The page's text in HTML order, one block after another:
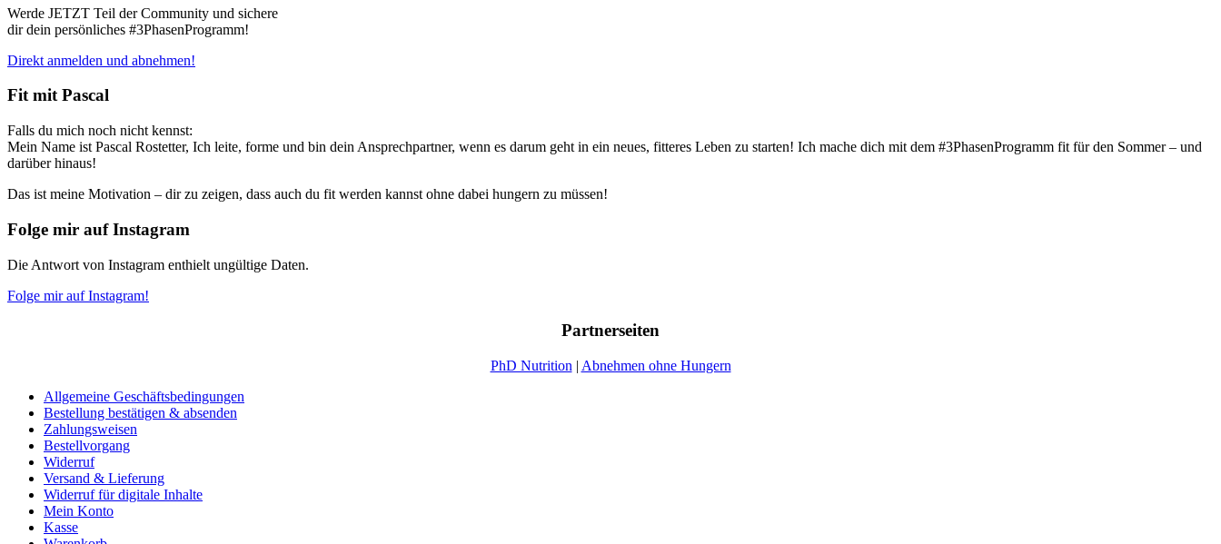
Werde JETZT Teil der Community und sichere
dir dein persönliches #3PhasenProgramm!
Direkt anmelden und abnehmen!
Fit mit Pascal
Falls du mich noch nicht kennst:
Mein Name ist Pascal Rostetter, Ich leite, forme und bin dein Ansprechpartner, wenn es darum geht in ein neues, fitteres Leben zu starten! Ich mache dich mit dem #3PhasenProgramm fit für den Sommer – und
darüber hinaus!
Das ist meine Motivation – dir zu zeigen, dass auch du fit werden kannst ohne dabei hungern zu müssen!
Folge mir auf Instagram
Die Antwort von Instagram enthielt ungültige Daten.
Folge mir auf Instagram!
Partnerseiten
PhD Nutrition | Abnehmen ohne Hungern
Allgemeine Geschäftsbedingungen
Bestellung bestätigen & absenden
Zahlungsweisen
Bestellvorgang
Widerruf
Versand & Lieferung
Widerruf für digitale Inhalte
Mein Konto
Kasse